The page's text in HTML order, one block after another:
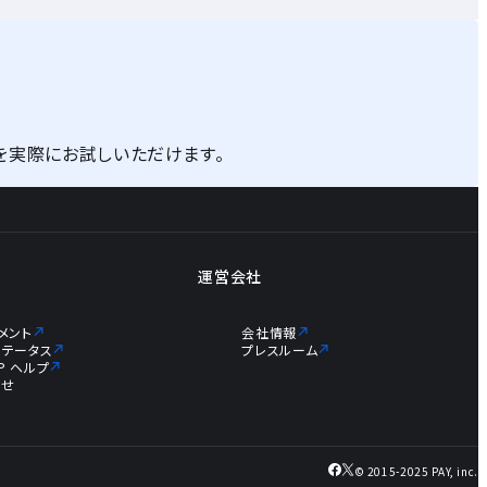
際にお試しいただけます。
ント
ータス
ヘルプ
運営会社
会社情報
プレスルーム
© 2015-2025 PAY, inc.